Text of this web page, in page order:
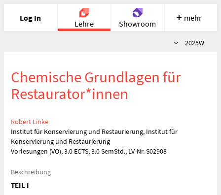
Log In
Lehre Showroom
Meet Recherche
mehr
Semester
2025W
Chemische Grundlagen für
Restaurator*innen
Robert Linke
Institut für Konservierung und Restaurierung, Institut für
Konservierung und Restaurierung
Vorlesungen (VO), 3.0 ECTS, 3.0 SemStd., LV-Nr. S02908
Beschreibung
TEIL I